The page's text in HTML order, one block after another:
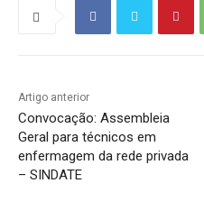
Artigo anterior
Convocação: Assembleia
Geral para técnicos em
enfermagem da rede privada
– SINDATE